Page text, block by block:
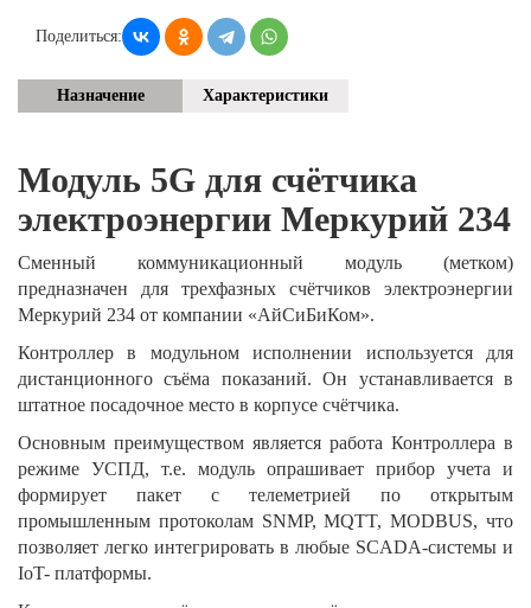
Поделиться:
Назначение Характеристики
Модуль 5G для счётчика
электроэнергии Меркурий 234
Сменный коммуникационный модуль (метком)
предназначен для трехфазных счётчиков электроэнергии
Меркурий 234 от компании «АйСиБиКом».
Контроллер в модульном исполнении используется для
дистанционного съёма показаний. Он устанавливается в
штатное посадочное место в корпусе счётчика.
Основным преимуществом является работа Контроллера в
режиме УСПД, т.е. модуль опрашивает прибор учета и
формирует пакет с телеметрией по открытым
промышленным протоколам SNMP, MQTT, MODBUS, что
позволяет легко интегрировать в любые SCADA-системы и
IoT- платформы.